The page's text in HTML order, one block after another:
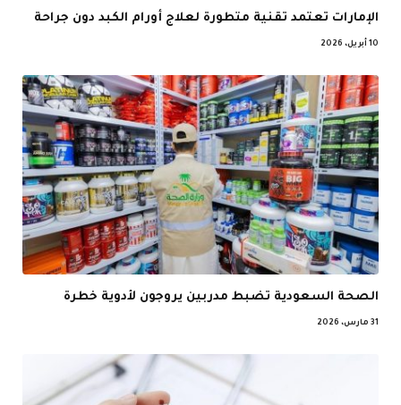
الإمارات تعتمد تقنية متطورة لعلاج أورام الكبد دون جراحة
10 أبريل، 2026
الصحة السعودية تضبط مدربين يروجون لأدوية خطرة
31 مارس، 2026